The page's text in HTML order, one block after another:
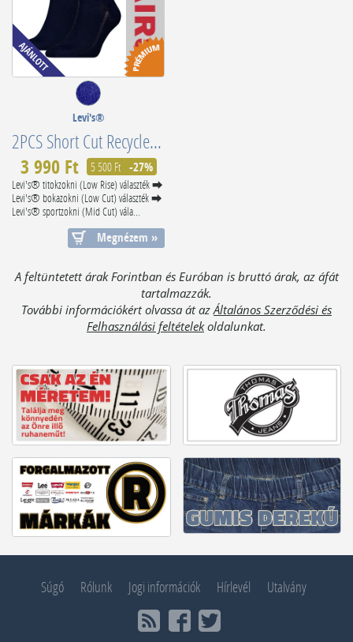
Levi's®
2PCS Short Cut Recycled Cotton 701229584002
3 990 Ft 5 500 Ft -27%
Levi's® titokzokni (Low Rise) választék ⮕
Levi's® bokazokni (Low Cut) választék ⮕
Levi's® sportzokni (Mid Cut) vála...
Megnézem »
A feltüntetett árak Forintban és Euróban is bruttó árak, az áfát
tartalmazzák.
További információkért olvassa át azÁltalános Szerződési és
Felhasználási feltételekoldalunkat.
Súgó Rólunk Jogi információk Hírlevél Utalvány